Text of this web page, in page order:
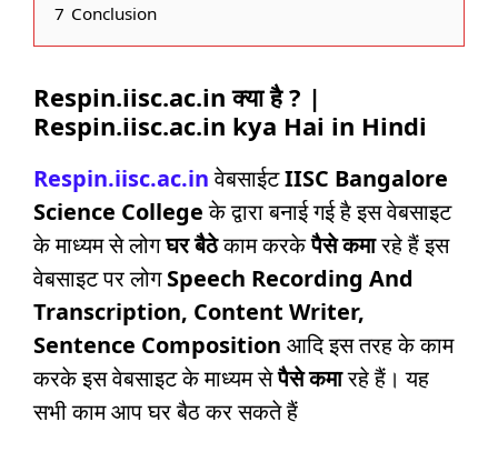
7 Conclusion
Respin.iisc.ac.in क्या है ? |
Respin.iisc.ac.in kya Hai in Hindi
Respin.iisc.ac.inवेबसाईटIISC Bangalore
Science Collegeके द्वारा बनाई गई है इस वेबसाइट
के माध्यम से लोगघर बैठेकाम करकेपैसे कमारहे हैं इस
वेबसाइट पर लोगSpeech Recording And
Transcription, Content Writer,
Sentence Composition आदि इस तरह के काम
करके इस वेबसाइट के माध्यम सेपैसे कमारहे हैं। यह
सभी काम आप घर बैठ कर सकते हैं